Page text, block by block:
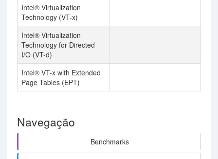
Intel® Virtualization
Technology (VT-x)
Intel® Virtualization
Technology for Directed
I/O (VT-d)
Intel® VT-x with Extended
Page Tables (EPT)
Navegação
Benchmarks